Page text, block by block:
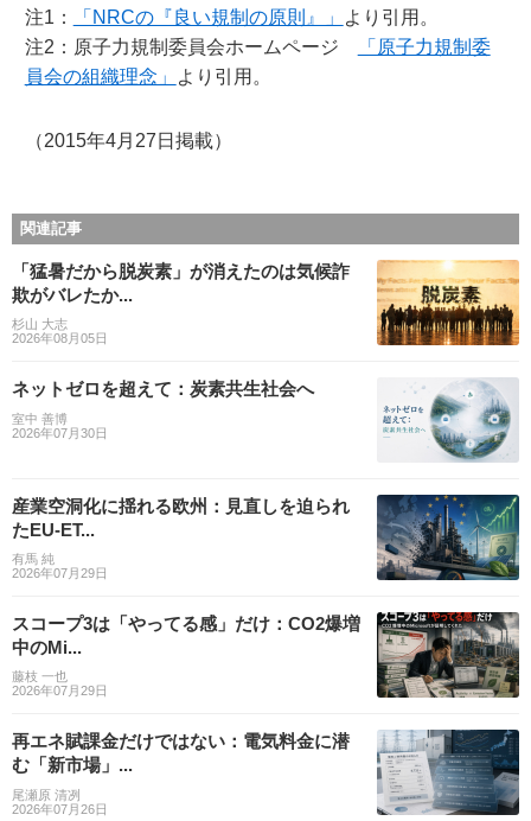
注1：
「NRCの『良い規制の原則』」
より引用。
注2：原子力規制委員会ホームページ
「原子力規制委
員会の組織理念」
より引用。
（2015年4月27日掲載）
関連記事
「猛暑だから脱炭素」が消えたのは気候詐
欺がバレたか...
杉山 大志
2026年08月05日
ネットゼロを超えて：炭素共生社会へ
室中 善博
2026年07月30日
産業空洞化に揺れる欧州：見直しを迫られ
たEU-ET...
有馬 純
2026年07月29日
スコープ3は「やってる感」だけ：CO2爆増
中のMi...
藤枝 一也
2026年07月29日
再エネ賦課金だけではない：電気料金に潜
む「新市場」...
尾瀬原 清冽
2026年07月26日